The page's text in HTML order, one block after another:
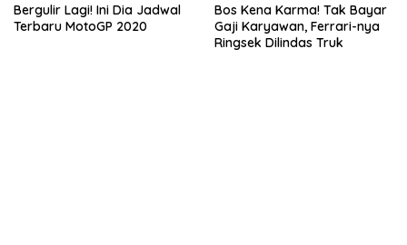
Bergulir Lagi! Ini Dia Jadwal
Terbaru MotoGP 2020
Bos Kena Karma! Tak Bayar
Gaji Karyawan, Ferrari-nya
Ringsek Dilindas Truk